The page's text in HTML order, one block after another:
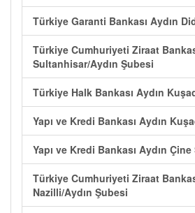
Türkiye Garanti Bankası Aydın
Türkiye Cumhuriyeti Ziraat
Sultanhisar/Aydın Şubesi
Türkiye Halk Bankası Aydın
Yapı ve Kredi Bankası Aydın
Yapı ve Kredi Bankası Aydın
Türkiye Cumhuriyeti Ziraat
Nazilli/Aydın Şubesi